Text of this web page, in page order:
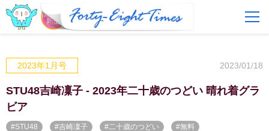
FAQ
ログイン 会員登録
2023年1月号 2023/01/18
STU48吉崎凜子 - 2023年二十歳のつどい 晴れ着グラ
ビア
#STU48 #吉崎凜子 #二十歳のつどい #無料